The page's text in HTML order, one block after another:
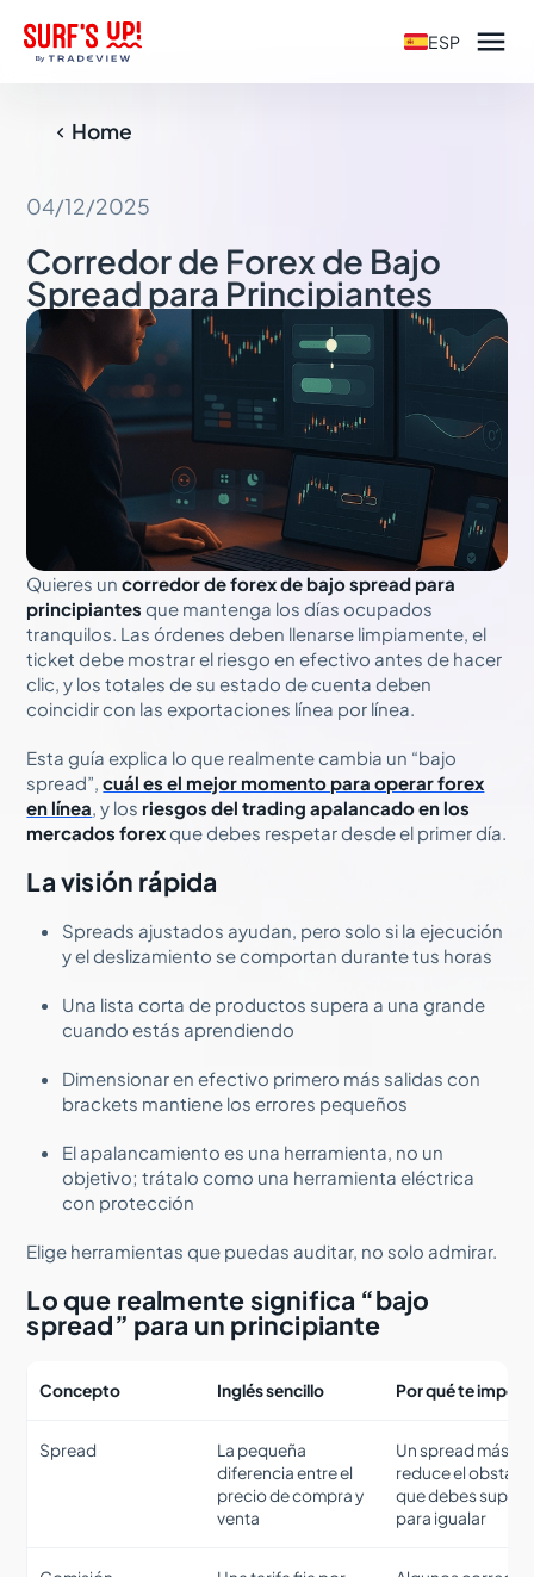
ESP 
 Home
04/12/2025
Corredor de Forex de Bajo
Spread para Principiantes
Quieres uncorredor de forex de bajo spread para
principiantes que mantenga los días ocupados
tranquilos. Las órdenes deben llenarse limpiamente, el
ticket debe mostrar el riesgo en efectivo antes de hacer
clic, y los totales de su estado de cuenta deben
coincidir con las exportaciones línea por línea.
Esta guía explica lo que realmente cambia un “bajo
spread”,cuál es el mejor momento para operar forex
en línea, y los riesgos del trading apalancado en los
mercados forex que debes respetar desde el primer día.
La visión rápida
Spreads ajustados ayudan, pero solo si la ejecución
y el deslizamiento se comportan durante tus horas
Una lista corta de productos supera a una grande
cuando estás aprendiendo
Dimensionar en efectivo primero más salidas con
brackets mantiene los errores pequeños
El apalancamiento es una herramienta, no un
objetivo; trátalo como una herramienta eléctrica
con protección
Elige herramientas que puedas auditar, no solo admirar.
Lo que realmente significa “bajo
spread” para un principiante
Concepto Inglés sencillo Por qué te
Spread
La pequeña
diferencia entre el
precio de compra y
venta
Un spread más
reduce el
que debes
para igualar